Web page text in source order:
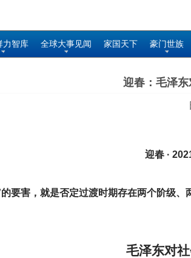
力智库 全球大事见闻 家国天下 豪门世族
迎春：毛泽
迎春 ·
的要害，就是否定过渡时期存在两个阶级
毛泽东对